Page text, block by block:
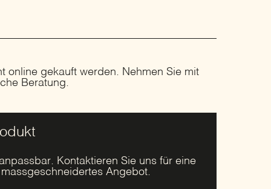
online gekauft werden. Nehmen Sie mit
Beratung.
Kontaktieren Sie uns für eine
Angebot.